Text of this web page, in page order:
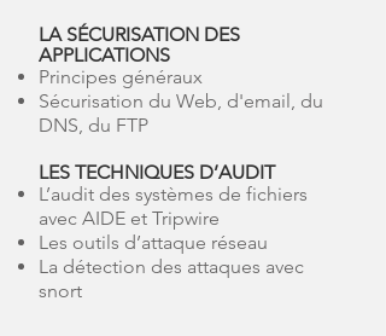
LA SÉCURISATION DES
APPLICATIONS
Principes généraux
Sécurisation du Web, d'email, du
DNS, du FTP
LES TECHNIQUES D’AUDIT
L’audit des systèmes de fichiers
avec AIDE et Tripwire
Les outils d’attaque réseau
La détection des attaques avec
snort